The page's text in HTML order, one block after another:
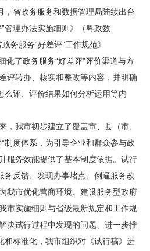
省政务服务和数据管理局陆续出台
管理办法实施细则》（粤政数
务服务“好差评”工作规范》
化了政务服务“好差评”评价渠道与方
评转办、核实和整改等内容，并明确
么评、评价结果如何分析运用等内
我市初步建立了覆盖市、县（市、
制度体系，为引导企业和群众参与政
服务效能提供了基本制度依据。试行
务反馈、发现办事堵点、倒逼服务改
我市优化营商环境、建设服务型政府
市实施细则与省级最新规定和工作规
决试行过程中发现的问题、进一步推
和标准化，我市组织对《试行稿》进